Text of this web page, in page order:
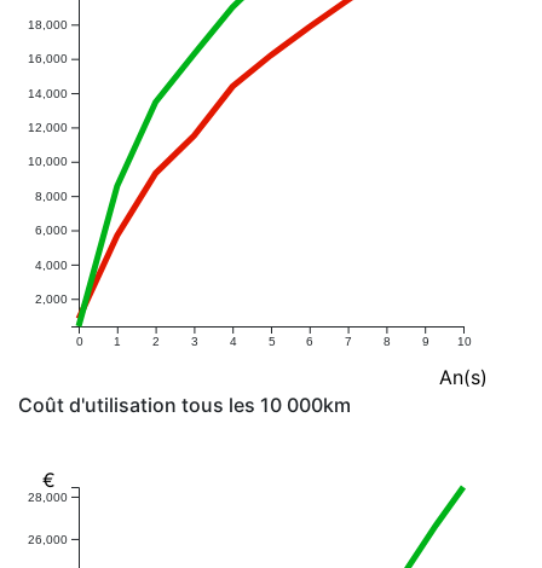
0 1 2 3 4 5 6 7 8 9 10
2,000
4,000
6,000
8,000
10,000
12,000
14,000
16,000
18,000
An(s)
Coût d'utilisation tous les 10 000km
26,000
28,000
€